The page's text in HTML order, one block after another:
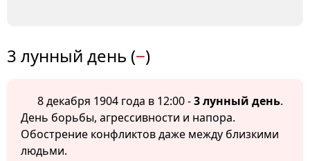
3 лунный день (−)
8 декабря 1904 года в 12:00 -3 лунный день.
День борьбы, агрессивности и напора.
Обострение конфликтов даже между близкими
людьми.